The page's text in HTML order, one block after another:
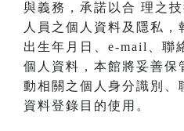
與義務，承諾以合 理之
人員之個人資料及隱私，
出生年月日、 e-mail 、聯
個人資料，本館將妥善保
動相關之個人身分識別、
資料登錄目的使用。